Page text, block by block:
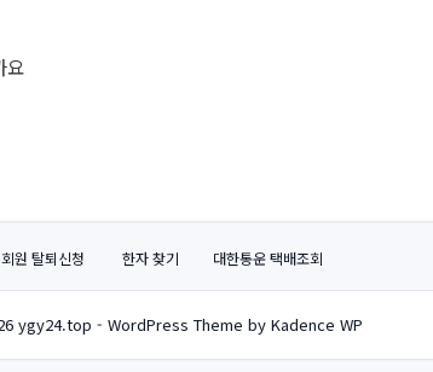
요
회원 탈퇴신청 한자 찾기 대한통운 택배조회
ygy24.top - WordPress Theme by Kadence WP